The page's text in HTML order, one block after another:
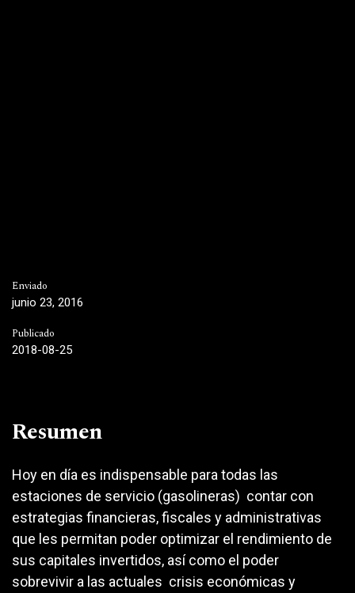
Enviado
junio 23, 2016
Publicado
2018-08-25
Resumen
Hoy en día es indispensable para todas las
estaciones de servicio (gasolineras) contar con
estrategias financieras, fiscales y administrativas
que les permitan poder optimizar el rendimiento de
sus capitales invertidos, así como el poder
sobrevivir a las actuales crisis económicas y